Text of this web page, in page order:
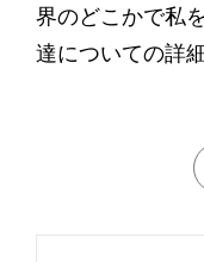
界のどこかで私
達についての詳